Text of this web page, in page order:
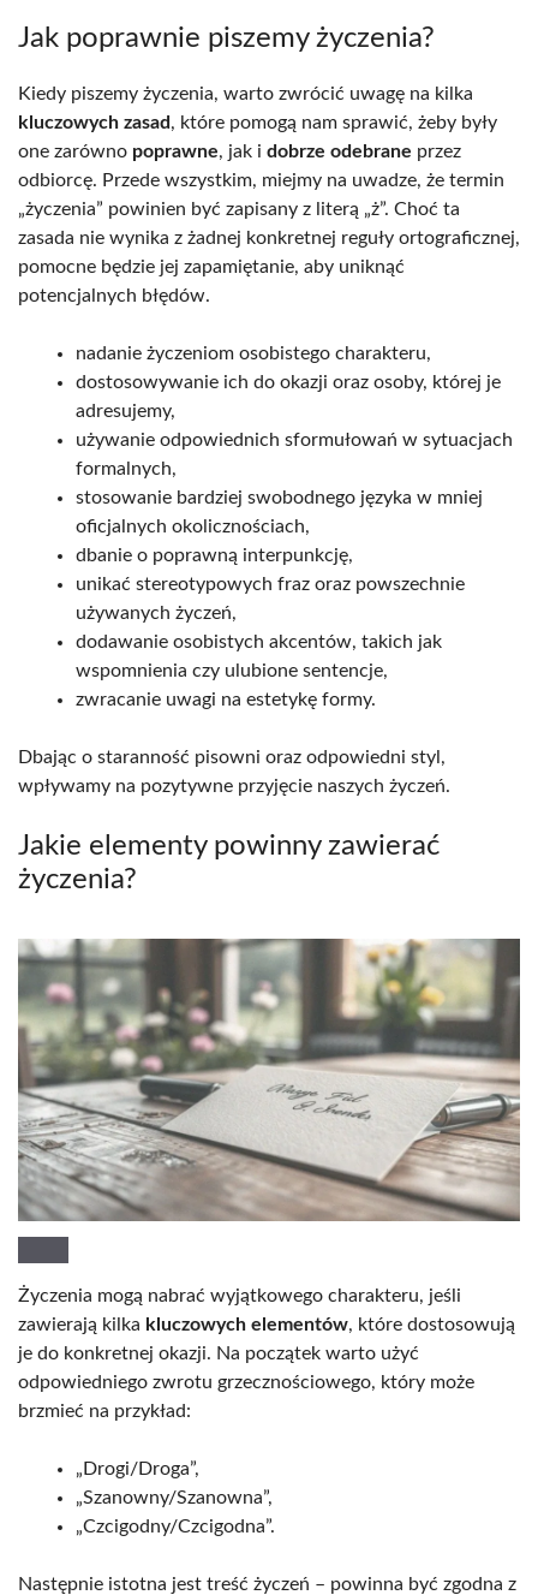
Jak poprawnie piszemy życzenia?
Kiedy piszemy życzenia, warto zwrócić uwagę na kilka
kluczowych zasad, które pomogą nam sprawić, żeby były
one zarówno poprawne, jak i dobrze odebrane przez
odbiorcę. Przede wszystkim, miejmy na uwadze, że termin
„życzenia” powinien być zapisany z literą „ż”. Choć ta
zasada nie wynika z żadnej konkretnej reguły ortograficznej,
pomocne będzie jej zapamiętanie, aby uniknąć
potencjalnych błędów.
nadanie życzeniom osobistego charakteru,
dostosowywanie ich do okazji oraz osoby, której je
adresujemy,
używanie odpowiednich sformułowań w sytuacjach
formalnych,
stosowanie bardziej swobodnego języka w mniej
oficjalnych okolicznościach,
dbanie o poprawną interpunkcję,
unikać stereotypowych fraz oraz powszechnie
używanych życzeń,
dodawanie osobistych akcentów, takich jak
wspomnienia czy ulubione sentencje,
zwracanie uwagi na estetykę formy.
Dbając o staranność pisowni oraz odpowiedni styl,
wpływamy na pozytywne przyjęcie naszych życzeń.
Jakie elementy powinny zawierać
życzenia?
Życzenia mogą nabrać wyjątkowego charakteru, jeśli
zawierają kilka kluczowych elementów, które dostosowują
je do konkretnej okazji. Na początek warto użyć
odpowiedniego zwrotu grzecznościowego, który może
brzmieć na przykład:
„Drogi/Droga”,
„Szanowny/Szanowna”,
„Czcigodny/Czcigodna”.
Następnie istotna jest treść życzeń – powinna być zgodna z